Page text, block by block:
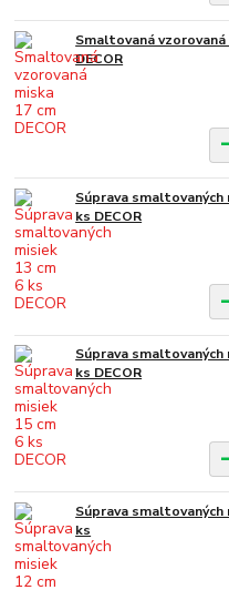
Smaltovaná vzorovaná
DECOR
Súprava smaltovaných
ks DECOR
Súprava smaltovaných
ks DECOR
Súprava smaltovaných
ks